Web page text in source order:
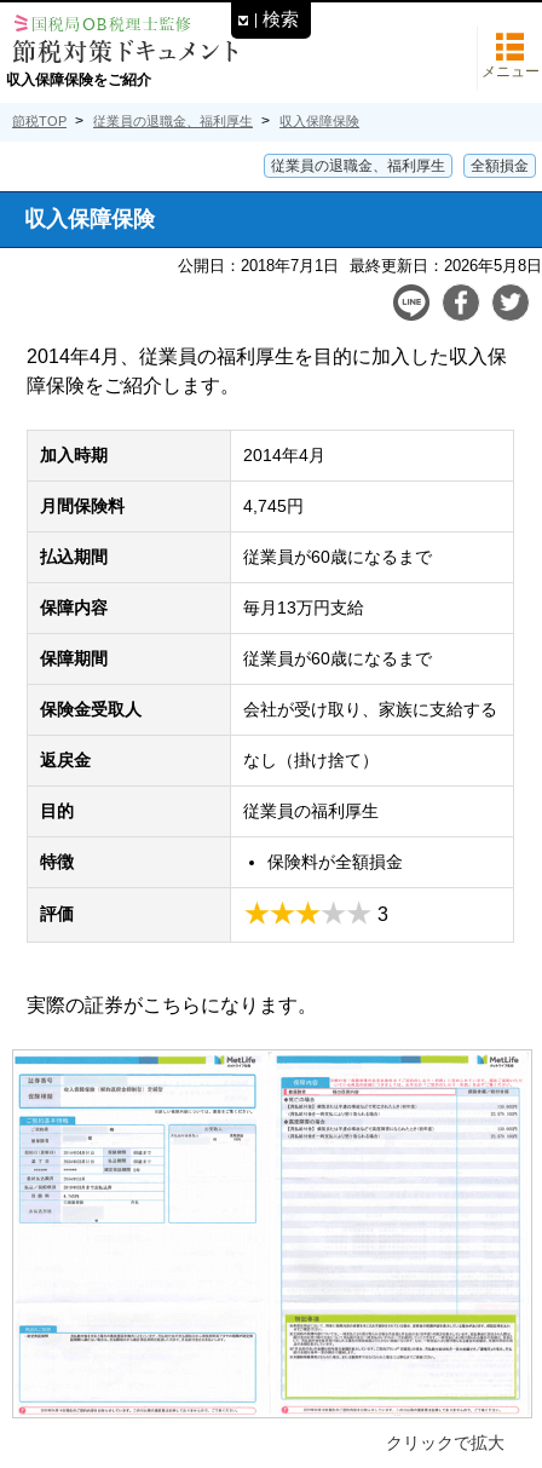
収入保障保険をご紹介 メニュー
節税TOP 従業員の退職金、福利厚生 収入保障保険
従業員の退職金、福利厚生 全額損金
収入保障保険
公開日：2018年7月1日 最終更新日：2026年5月8日
2014年4月、従業員の福利厚生を目的に加入した収入保
障保険をご紹介します。
加入時期 2014年4月
月間保険料 4,745円
払込期間 従業員が60歳になるまで
保障内容 毎月13万円支給
保障期間 従業員が60歳になるまで
保険金受取人 会社が受け取り、家族に支給する
返戻金 なし（掛け捨て）
目的 従業員の福利厚生
特徴 保険料が全額損金
評価 3
実際の証券がこちらになります。
クリックで拡大
検索